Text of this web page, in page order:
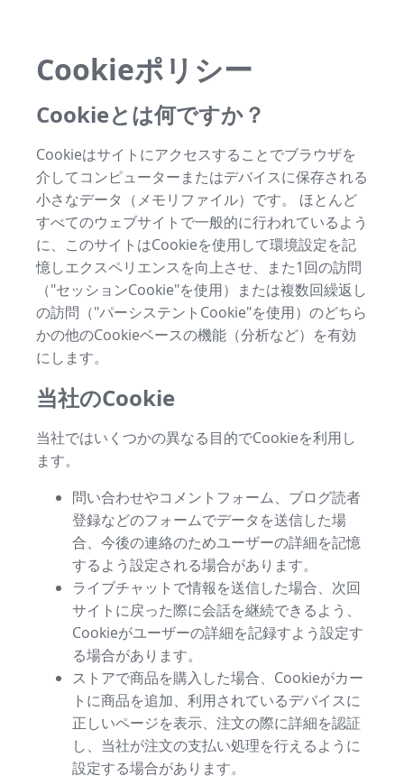
Cookieポリシー
Cookieとは何ですか？
Cookieはサイトにアクセスすることでブラウザを
介してコンピューターまたはデバイスに保存される
小さなデータ（メモリファイル）です。 ほとんど
すべてのウェブサイトで一般的に行われているよう
に、このサイトはCookieを使用して環境設定を記
憶しエクスペリエンスを向上させ、また1回の訪問
（"セッションCookie"を使用）または複数回繰返し
の訪問（"パーシステントCookie"を使用）のどちら
かの他のCookieベースの機能（分析など）を有効
にします。
当社のCookie
当社ではいくつかの異なる目的でCookieを利用し
ます。
問い合わせやコメントフォーム、ブログ読者
登録などのフォームでデータを送信した場
合、今後の連絡のためユーザーの詳細を記憶
するよう設定される場合があります。
ライブチャットで情報を送信した場合、次回
サイトに戻った際に会話を継続できるよう、
Cookieがユーザーの詳細を記録すよう設定す
る場合があります。
ストアで商品を購入した場合、Cookieがカー
トに商品を追加、利用されているデバイスに
正しいページを表示、注文の際に詳細を認証
し、当社が注文の支払い処理を行えるように
設定する場合があります。